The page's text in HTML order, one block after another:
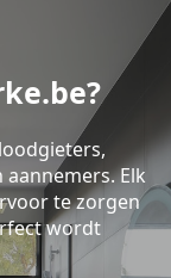
Elk
te zorgen
wordt